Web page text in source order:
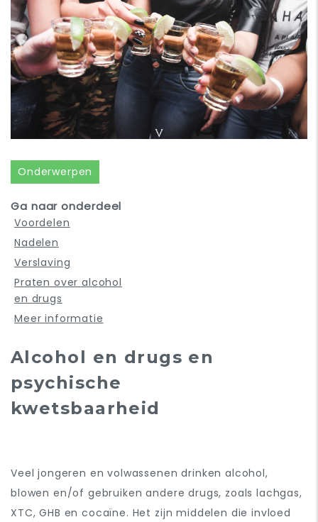
Onderwerpen
Ga naar onderdeel
Voordelen
Nadelen
Verslaving
Praten over alcohol
en drugs
Meer informatie
Alcohol en drugs en
psychische
kwetsbaarheid
Veel jongeren en volwassenen drinken alcohol,
blowen en/of gebruiken andere drugs, zoals lachgas,
XTC, GHB en cocaïne. Het zijn middelen die invloed